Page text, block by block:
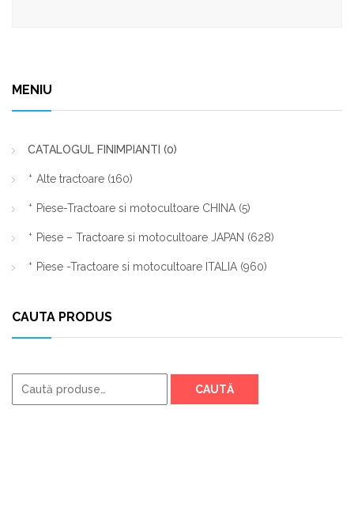
MENIU
CATALOGUL FINIMPIANTI (0)
Alte tractoare (160)
Piese-Tractoare si motocultoare CHINA (5)
Piese – Tractoare si motocultoare JAPAN (628)
Piese -Tractoare si motocultoare ITALIA (960)
CAUTA PRODUS
Caută
după:
CAUTĂ